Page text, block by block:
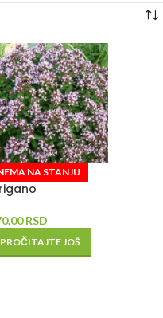
NA STANJU
RSD
PROČITAJTE JOŠ